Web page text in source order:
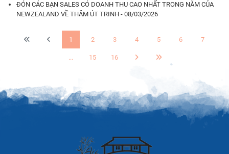
ĐÓN CÁC BẠN SALES CÓ DOANH THU CAO NHẤT TRONG NĂM CỦA
NEWZEALAND VỀ THĂM ÚT TRINH - 08/03/2026
1 2 3 4 5 6 7
... 15 16